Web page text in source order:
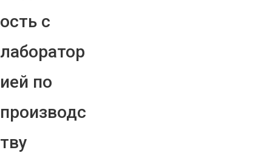
ость с
лаборатор
ией по
производс
тву